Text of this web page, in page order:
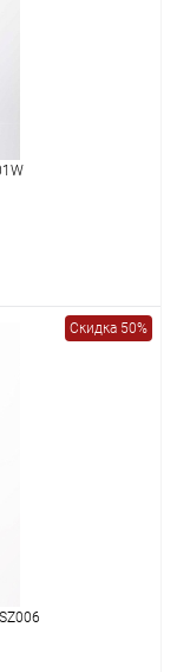
Скидка 50%